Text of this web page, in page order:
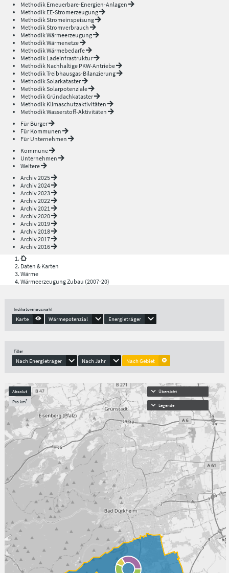
Methodik Erneuerbare-Energien-Anlagen
Methodik EE-Stromerzeugung
Methodik Stromeinspeisung
Methodik Stromverbrauch
Methodik Wärmeerzeugung
Methodik Wärmenetze
Methodik Wärmebedarfe
Methodik Ladeinfrastruktur
Methodik Nachhaltige PKW-Antriebe
Methodik Treibhausgas-Bilanzierung
Methodik Solarkataster
Methodik Solarpotenziale
Methodik Gründachkataster
Methodik Klimaschutzaktivitäten
Methodik Wasserstoff-Aktivitäten
Für Bürger
Für Kommunen
Für Unternehmen
Kommune
Unternehmen
Weitere
Archiv 2025
Archiv 2024
Archiv 2023
Archiv 2022
Archiv 2021
Archiv 2020
Archiv 2019
Archiv 2018
Archiv 2017
Archiv 2016
Daten & Karten
Wärme
Wärmeerzeugung Zubau (2007-20)
Indikatorenauswahl
Karte Wärmepotenzial Energieträger
Filter
Nach Energieträger Nach Jahr Nach Gebiet
Absolut
Pro km²
Übersicht
Legende